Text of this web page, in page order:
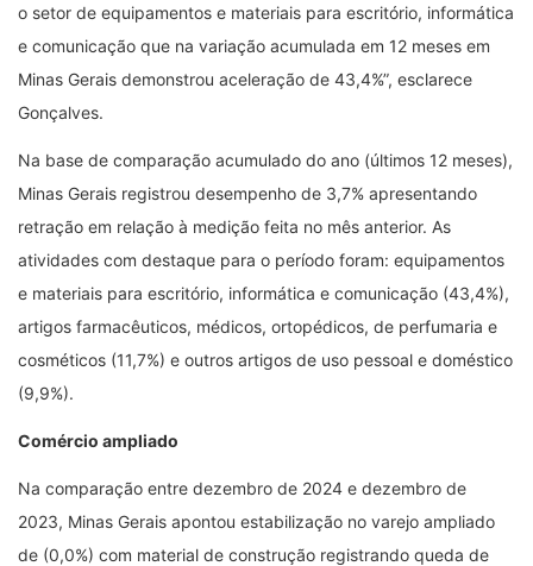
o setor de equipamentos e materiais para escritório, informática
e comunicação que na variação acumulada em 12 meses em
Minas Gerais demonstrou aceleração de 43,4%”, esclarece
Gonçalves.
Na base de comparação acumulado do ano (últimos 12 meses),
Minas Gerais registrou desempenho de 3,7% apresentando
retração em relação à medição feita no mês anterior. As
atividades com destaque para o período foram: equipamentos
e materiais para escritório, informática e comunicação (43,4%),
artigos farmacêuticos, médicos, ortopédicos, de perfumaria e
cosméticos (11,7%) e outros artigos de uso pessoal e doméstico
(9,9%).
Comércio ampliado
Na comparação entre dezembro de 2024 e dezembro de
2023, Minas Gerais apontou estabilização no varejo ampliado
de (0,0%) com material de construção registrando queda de